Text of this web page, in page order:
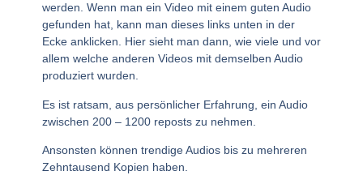
werden. Wenn man ein Video mit einem guten Audio
gefunden hat, kann man dieses links unten in der
Ecke anklicken. Hier sieht man dann, wie viele und vor
allem welche anderen Videos mit demselben Audio
produziert wurden.
Es ist ratsam, aus persönlicher Erfahrung, ein Audio
zwischen 200 – 1200 reposts zu nehmen.
Ansonsten können trendige Audios bis zu mehreren
Zehntausend Kopien haben.